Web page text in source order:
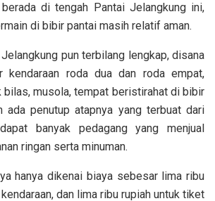
di tengah Pantai Jelangkung ini,
di bibir pantai masih relatif aman.
pun terbilang lengkap, disana
kendaraan roda dua dan roda empat,
bilas, musola, tempat beristirahat di bibir
ada penutup atapnya yang terbuat dari
banyak pedagang yang menjual
ringan serta minuman.
hanya dikenai biaya sebesar lima ribu
dan lima ribu rupiah untuk tiket